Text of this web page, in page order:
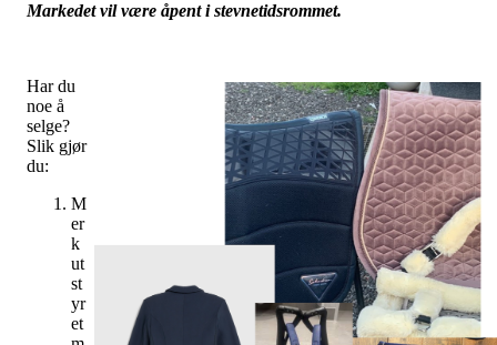
Markedet vil være åpent i stevnetidsrommet.
Har du
noe å
selge?
Slik gjør
du:
M
er
k
ut
st
yr
et